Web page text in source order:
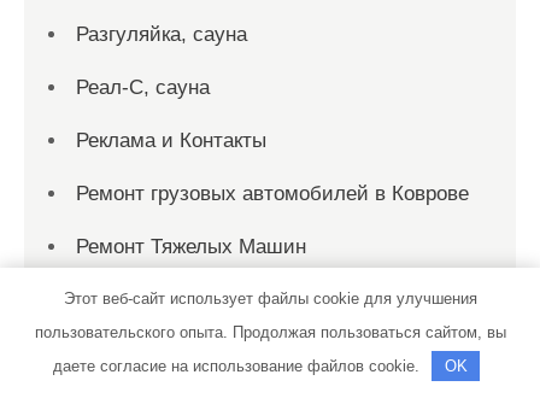
Разгуляйка, сауна
Реал-С, сауна
Реклама и Контакты
Ремонт грузовых автомобилей в Коврове
Ремонт Тяжелых Машин
Речной Порт
Этот веб-сайт использует файлы cookie для улучшения
пользовательского опыта. Продолжая пользоваться сайтом, вы
даете согласие на использование файлов cookie.
OK